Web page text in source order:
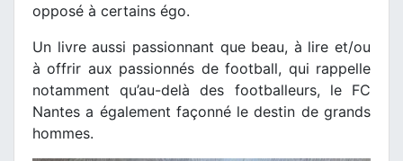
opposé à certains égo.
Un livre aussi passionnant que beau, à lire et/ou
à offrir aux passionnés de football, qui rappelle
notamment qu’au-delà des footballeurs, le FC
Nantes a également façonné le destin de grands
hommes.